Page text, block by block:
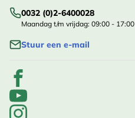
0032 (0)2-6400028
Maandag t/m vrijdag: 09:00 - 17:00
Stuur een e-mail